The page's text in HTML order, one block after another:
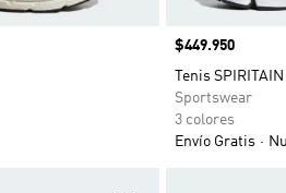
Precio
$449.950
Tenis
Sportswear
3 colores
Envío Gratis